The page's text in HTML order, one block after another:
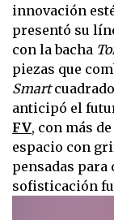
innovación
presentó su
con la bacha
piezas que
Smart
anticipó el
FV, con más
espacio con
pensadas
sofisticación